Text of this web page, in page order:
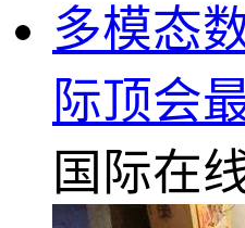
多模态
际顶会
国际在